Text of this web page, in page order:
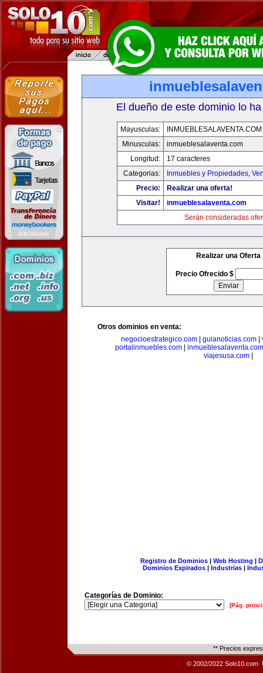
El dueño de este dominio lo
Mayusculas:
INMUEBLESALAVENTA.COM
Minusculas:
inmueblesalaventa.com
Longitud:
17 caracteres
Categorias:
Inmuebles y Propiedades,
Precio:
Realizar una oferta!
Visitar!
inmueblesalaventa.com
Serán consideradas
Realizar una Oferta
Precio Ofrecido $
Otros dominios en venta:
negocioestrategico.com| guianoticias.com|
portalinmuebles.com
inmueblesalaventa.com
viajesusa.com
Registro de Dominios| Web Hosting |
Dominios Expirados | Industrias |
Categorías de Dominio:
[Pág.
** Precios
© 2002/2022 Solo10.com